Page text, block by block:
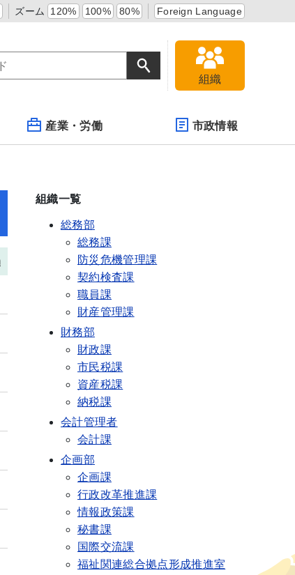
ズーム 120% 100% 80% Foreign Language
組織
産業・労働 市政情報
組織一覧
総務部
総務課
防災危機管理課
契約検査課
職員課
財産管理課
財務部
財政課
市民税課
資産税課
納税課
会計管理者
会計課
企画部
企画課
行政改革推進課
情報政策課
秘書課
国際交流課
福祉関連総合拠点形成推進室